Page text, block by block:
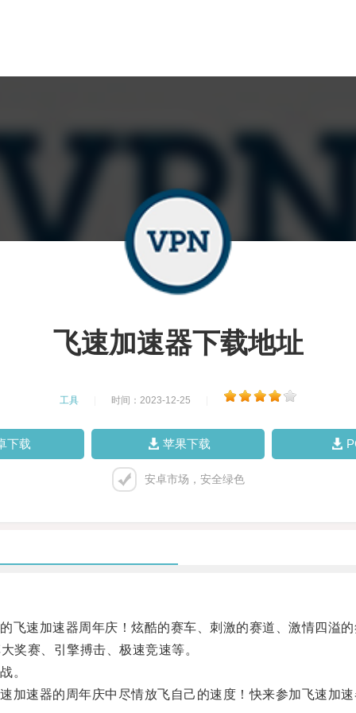
飞速加速器下载地址
工具 时间：2023-12-25
下载 苹果下载
安卓市场，安全绿色
加速器周年庆！炫酷的赛车、刺激的赛道、激情四溢的
奖赛、引擎搏击、极速竞速等。
。
器的周年庆中尽情放飞自己的速度！快来参加飞速加速